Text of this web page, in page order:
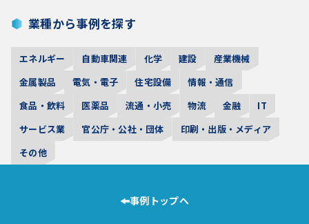
業種から事例を探す
エネルギー 自動車関連 化学 建設
産業機械
金属製品
電気・電子 住宅設備
情報・通信
食品・飲料
医薬品 流通・小売 物流 金融
IT
サービス業
官公庁・公社・団体
印刷・出版・メディア
その他
事例トップへ